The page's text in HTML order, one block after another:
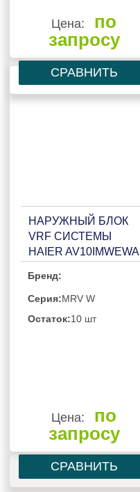
Цена:
по
запросу
СРАВНИТЬ
НАРУЖНЫЙ БЛОК
VRF СИСТЕМЫ
HAIER AV10IMWEWA
Бренд:
Серия:MRV W
Остаток:10 шт
Цена:
по
запросу
СРАВНИТЬ